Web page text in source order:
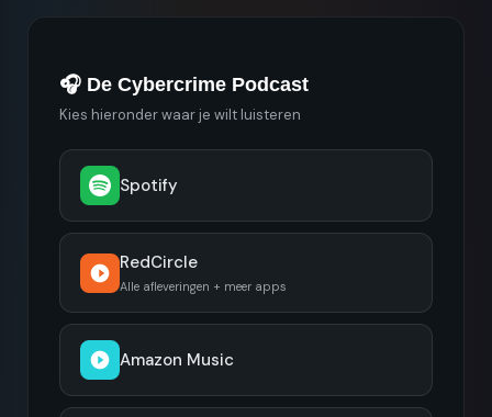
🎧 De Cybercrime Podcast
Kies hieronder waar je wilt luisteren
Spotify
RedCircle
Alle afleveringen + meer apps
Amazon Music